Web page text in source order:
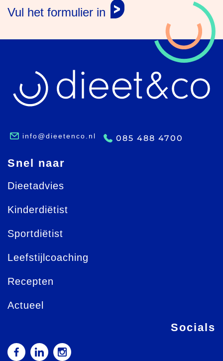
Vul het formulier in
info@dieetenco.nl 085 488 4700
Snel naar
Dieetadvies
Kinderdiëtist
Sportdiëtist
Leefstijlcoaching
Recepten
Actueel
Socials